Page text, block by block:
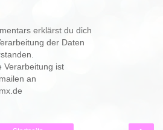
erklärst du dich
der Daten
Verarbeitung ist
an